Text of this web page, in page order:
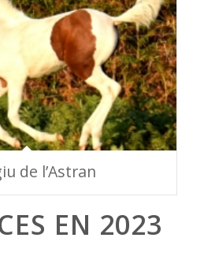
de l’Astran
EN 2023